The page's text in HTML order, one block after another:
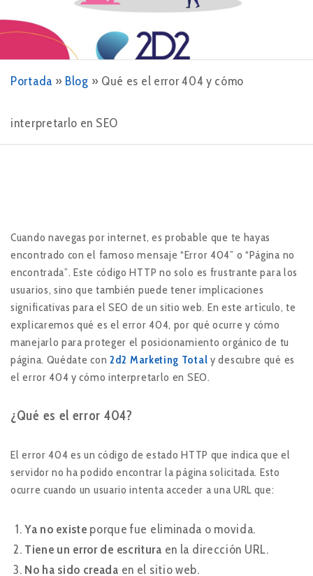
Portada » Blog » Qué es el error 404 y cómo
interpretarlo en SEO
Cuando navegas por internet, es probable que te hayas
encontrado con el famoso mensaje “Error 404” o “Página no
encontrada”. Este código HTTP no solo es frustrante para los
usuarios, sino que también puede tener implicaciones
significativas para el SEO de un sitio web. En este artículo, te
explicaremos qué es el error 404, por qué ocurre y cómo
manejarlo para proteger el posicionamiento orgánico de tu
página. Quédate con 2d2 Marketing Total y descubre qué es
el error 404 y cómo interpretarlo en SEO.
¿Qué es el error 404?
El error 404 es un código de estado HTTP que indica que el
servidor no ha podido encontrar la página solicitada. Esto
ocurre cuando un usuario intenta acceder a una URL que:
Ya no existe porque fue eliminada o movida.
Tiene un error de escritura en la dirección URL.
No ha sido creada en el sitio web.